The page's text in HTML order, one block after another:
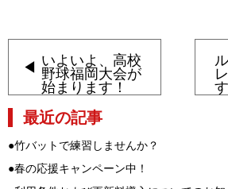
最近の記事
●竹バットで練習しませんか？
●春の応援キャンペーン中！
いよいよ、高校
野球福岡大会が
始まります！